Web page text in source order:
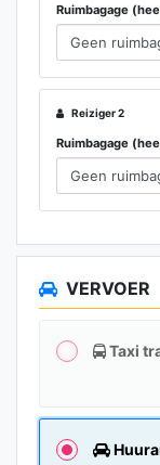
Ruimbagage
Reiziger 2
Ruimbagage
VERVOER
Taxi